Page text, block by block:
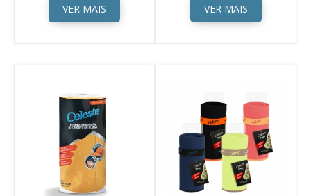
VER MAIS VER MAIS